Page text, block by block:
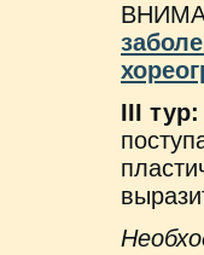
III тур: